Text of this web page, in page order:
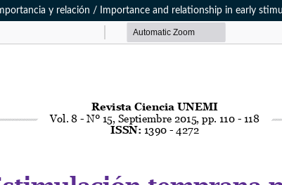
y relación / Importance and relationship in early